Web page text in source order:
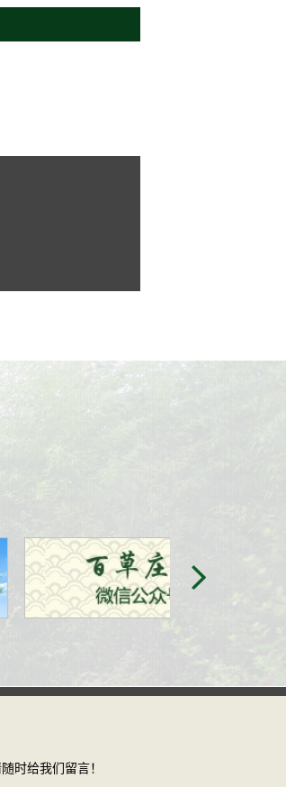
时给我们留言！